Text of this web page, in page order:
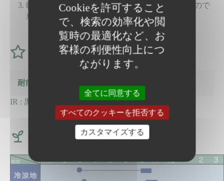
暖冬の年は尻流れ・白化が見られることがあるので
早めに収穫する。
耐病性
IR : 黒葉枯病, しみ腐病
Cookieを許可すること
で、検索の効率化や閲
覧時の最適化など、お
客様の利便性向上につ
ながります。
全てに同意する
すべてのクッキーを拒否する
カスタマイズする